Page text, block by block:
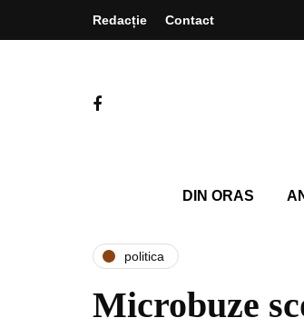
Redacție Contact
DIN ORAS
politica
Microbuze